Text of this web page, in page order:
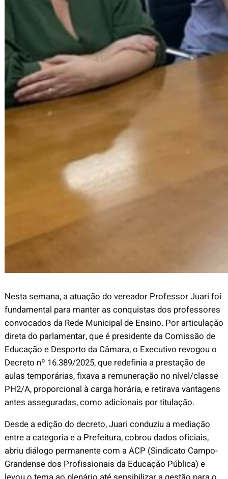
Nesta semana, a atuação do vereador Professor Juari foi
fundamental para manter as conquistas dos professores
convocados da Rede Municipal de Ensino. Por articulação
direta do parlamentar, que é presidente da Comissão de
Educação e Desporto da Câmara, o Executivo revogou o
Decreto nº 16.389/2025, que redefinia a prestação de
aulas temporárias, fixava a remuneração no nível/classe
PH2/A, proporcional à carga horária, e retirava vantagens
antes asseguradas, como adicionais por titulação.
Desde a edição do decreto, Juari conduziu a mediação
entre a categoria e a Prefeitura, cobrou dados oficiais,
abriu diálogo permanente com a ACP (Sindicato Campo-
Grandense dos Profissionais da Educação Pública) e